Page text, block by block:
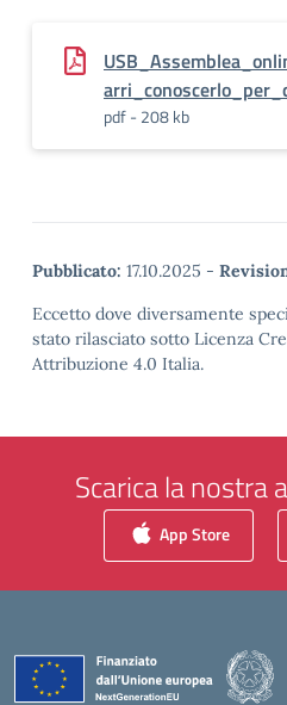
pdf - 208 kb
Pubblicato: 17.10.2025 -
Eccetto dove diversamente
stato rilasciato sotto Licenza
Attribuzione 4.0 Italia.
Scarica la nostra
App Store